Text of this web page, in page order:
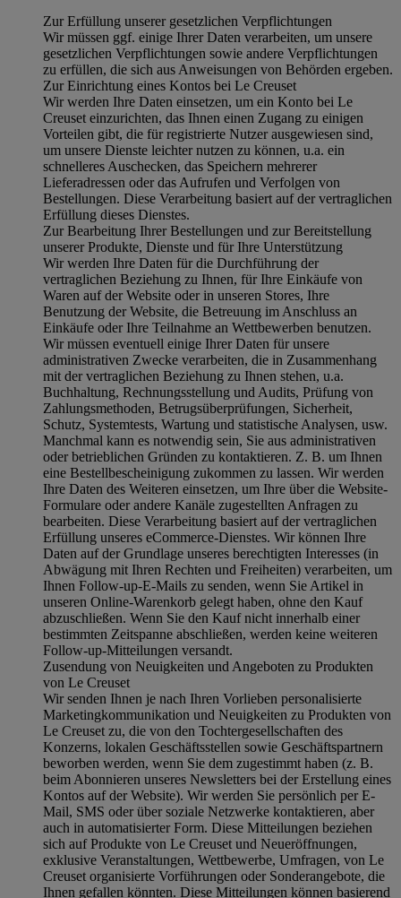
Zur Erfüllung unserer gesetzlichen Verpflichtungen
Wir müssen ggf. einige Ihrer Daten verarbeiten, um unsere
gesetzlichen Verpflichtungen sowie andere Verpflichtungen
zu erfüllen, die sich aus Anweisungen von Behörden ergeben.
Zur Einrichtung eines Kontos bei Le Creuset
Wir werden Ihre Daten einsetzen, um ein Konto bei Le
Creuset einzurichten, das Ihnen einen Zugang zu einigen
Vorteilen gibt, die für registrierte Nutzer ausgewiesen sind,
um unsere Dienste leichter nutzen zu können, u.a. ein
schnelleres Auschecken, das Speichern mehrerer
Lieferadressen oder das Aufrufen und Verfolgen von
Bestellungen. Diese Verarbeitung basiert auf der vertraglichen
Erfüllung dieses Dienstes.
Zur Bearbeitung Ihrer Bestellungen und zur Bereitstellung
unserer Produkte, Dienste und für Ihre Unterstützung
Wir werden Ihre Daten für die Durchführung der
vertraglichen Beziehung zu Ihnen, für Ihre Einkäufe von
Waren auf der Website oder in unseren Stores, Ihre
Benutzung der Website, die Betreuung im Anschluss an
Einkäufe oder Ihre Teilnahme an Wettbewerben benutzen.
Wir müssen eventuell einige Ihrer Daten für unsere
administrativen Zwecke verarbeiten, die in Zusammenhang
mit der vertraglichen Beziehung zu Ihnen stehen, u.a.
Buchhaltung, Rechnungsstellung und Audits, Prüfung von
Zahlungsmethoden, Betrugsüberprüfungen, Sicherheit,
Schutz, Systemtests, Wartung und statistische Analysen, usw.
Manchmal kann es notwendig sein, Sie aus administrativen
oder betrieblichen Gründen zu kontaktieren. Z. B. um Ihnen
eine Bestellbescheinigung zukommen zu lassen. Wir werden
Ihre Daten des Weiteren einsetzen, um Ihre über die Website-
Formulare oder andere Kanäle zugestellten Anfragen zu
bearbeiten. Diese Verarbeitung basiert auf der vertraglichen
Erfüllung unseres eCommerce-Dienstes. Wir können Ihre
Daten auf der Grundlage unseres berechtigten Interesses (in
Abwägung mit Ihren Rechten und Freiheiten) verarbeiten, um
Ihnen Follow-up-E-Mails zu senden, wenn Sie Artikel in
unseren Online-Warenkorb gelegt haben, ohne den Kauf
abzuschließen. Wenn Sie den Kauf nicht innerhalb einer
bestimmten Zeitspanne abschließen, werden keine weiteren
Follow-up-Mitteilungen versandt.
Zusendung von Neuigkeiten und Angeboten zu Produkten
von Le Creuset
Wir senden Ihnen je nach Ihren Vorlieben personalisierte
Marketingkommunikation und Neuigkeiten zu Produkten von
Le Creuset zu, die von den Tochtergesellschaften des
Konzerns, lokalen Geschäftsstellen sowie Geschäftspartnern
beworben werden, wenn Sie dem zugestimmt haben (z. B.
beim Abonnieren unseres Newsletters bei der Erstellung eines
Kontos auf der Website). Wir werden Sie persönlich per E-
Mail, SMS oder über soziale Netzwerke kontaktieren, aber
auch in automatisierter Form. Diese Mitteilungen beziehen
sich auf Produkte von Le Creuset und Neueröffnungen,
exklusive Veranstaltungen, Wettbewerbe, Umfragen, von Le
Creuset organisierte Vorführungen oder Sonderangebote, die
Ihnen gefallen könnten. Diese Mitteilungen können basierend